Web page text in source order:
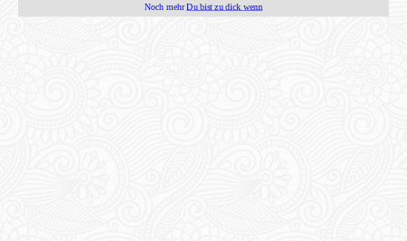
Noch mehrDu bist zu dick wenn